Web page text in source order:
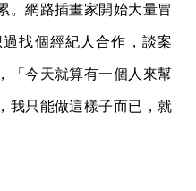
。網路插畫家開始大量冒
找個經紀人合作，談案
「今天就算有一個人來幫
我只能做這樣子而已，就